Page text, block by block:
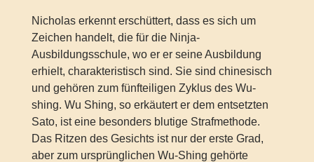
Nicholas erkennt erschüttert, dass es sich um
Zeichen handelt, die für die Ninja-
Ausbildungsschule, wo er er seine Ausbildung
erhielt, charakteristisch sind. Sie sind chinesisch
und gehören zum fünfteiligen Zyklus des Wu-
shing. Wu Shing, so erkäutert er dem entsetzten
Sato, ist eine besonders blutige Strafmethode.
Das Ritzen des Gesichts ist nur der erste Grad,
aber zum ursprünglichen Wu-Shing gehörte